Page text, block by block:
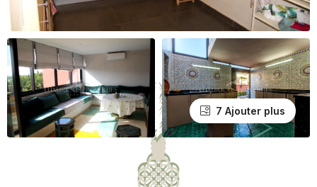
7 Ajouter plus